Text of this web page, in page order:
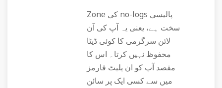
Zone کی no-logs پالیسی
سخت ہے، یعنی یہ آپ کی آن
لائن سرگرمی کا کوئی ڈیٹا
محفوظ نہیں کرتا۔ اس کا
مقصد آپ کو ان پلیٹ فارمز
میں سے کسی ایک پر سائن